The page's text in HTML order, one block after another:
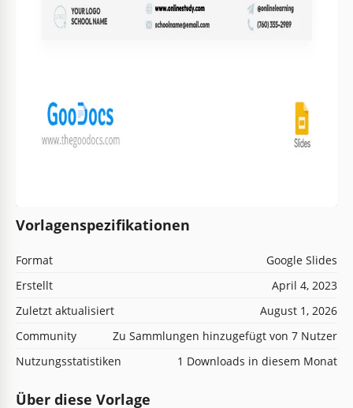
Vorlagenspezifikationen
Format
Google Slides
Erstellt
April 4, 2023
Zuletzt aktualisiert
August 1, 2026
Community
Zu Sammlungen hinzugefügt von 7 Nutzer
Nutzungsstatistiken
1 Downloads in diesem Monat
Über diese Vorlage